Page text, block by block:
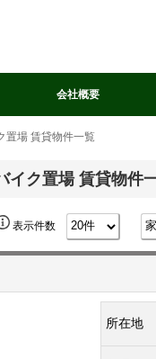
会社概要
置場 賃貸物件一覧
イク置場 賃貸物件
表示件数
所在地